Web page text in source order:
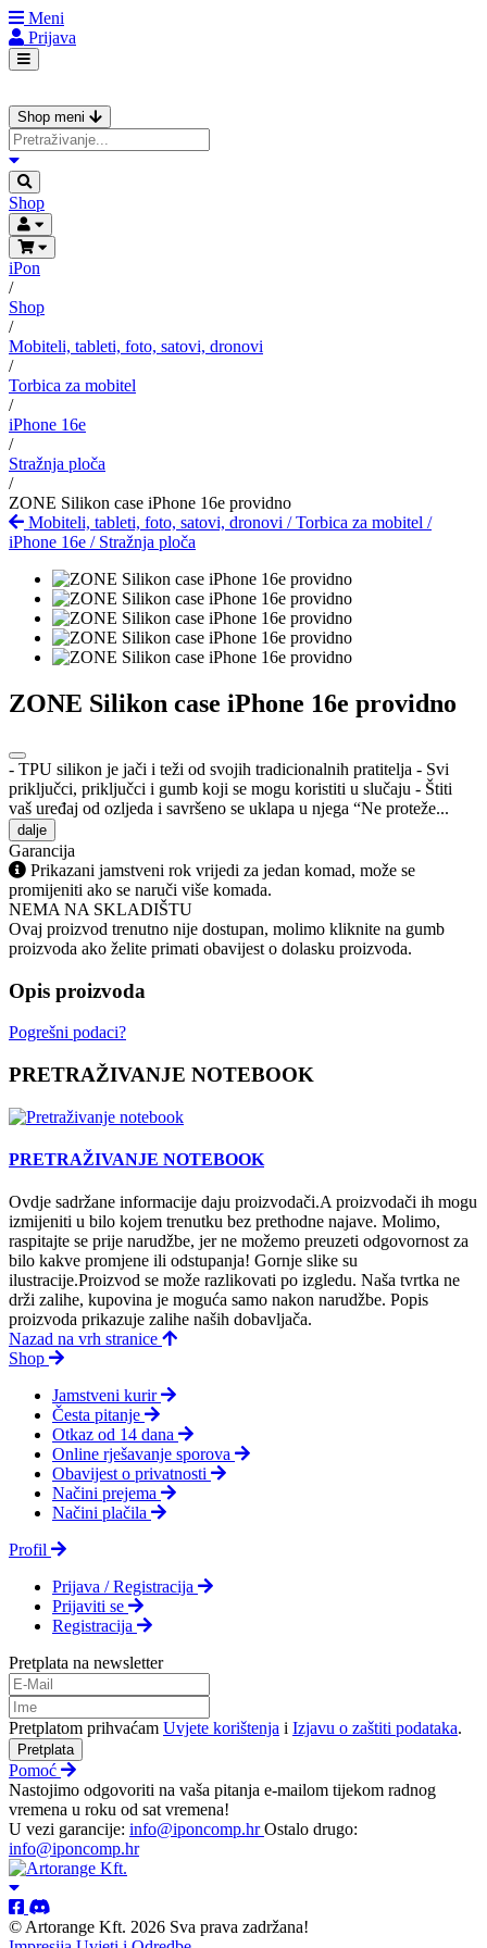
Meni
Prijava
Shop meni
Shop
iPon
/
Shop
/
Mobiteli, tableti, foto, satovi, dronovi
/
Torbica za mobitel
/
iPhone 16e
/
Stražnja ploča
/
ZONE Silikon case iPhone 16e providno
Mobiteli, tableti, foto, satovi, dronovi /Torbica za mobitel /
iPhone 16e / Stražnja ploča
ZONE Silikon case iPhone 16e providno
- TPU silikon je jači i teži od svojih tradicionalnih pratitelja - Svi
priključci, priključci i gumb koji se mogu koristiti u slučaju - Štiti
vaš uređaj od ozljeda i savršeno se uklapa u njega “Ne proteže...
dalje
Garancija
Prikazani jamstveni rok vrijedi za jedan komad, može se
promijeniti ako se naruči više komada.
NEMA NA SKLADIŠTU
Ovaj proizvod trenutno nije dostupan, molimo kliknite na gumb
proizvoda ako želite primati obavijest o dolasku proizvoda.
Opis proizvoda
Pogrešni podaci?
PRETRAŽIVANJE NOTEBOOK
PRETRAŽIVANJE NOTEBOOK
Ovdje sadržane informacije daju proizvodači.A proizvodači ih mogu
izmijeniti u bilo kojem trenutku bez prethodne najave. Molimo,
raspitajte se prije narudžbe, jer ne možemo preuzeti odgovornost za
bilo kakve promjene ili odstupanja! Gornje slike su
ilustracije.Proizvod se može razlikovati po izgledu. Naša tvrtka ne
drži zalihe, kupovina je moguća samo nakon narudžbe. Popis
proizvoda prikazuje zalihe naših dobavljača.
Nazad na vrh stranice
Shop
Jamstveni kurir
Česta pitanje
Otkaz od 14 dana
Online rješavanje sporova
Obavijest o privatnosti
Načini prejema
Načini plačila
Profil
Prijava / Registracija
Prijaviti se
Registracija
Pretplata na newsletter
Pretplatom prihvaćam Uvjete korištenja i Izjavu o zaštiti podataka.
Pretplata
Pomoć
Nastojimo odgovoriti na vaša pitanja e-mailom tijekom radnog
vremena u roku od sat vremena!
U vezi garancije: info@iponcomp.hrOstalo drugo:
info@iponcomp.hr
© Artorange Kft. 2026 Sva prava zadržana!